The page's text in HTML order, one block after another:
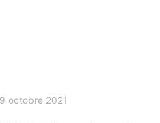
9 octobre 2021